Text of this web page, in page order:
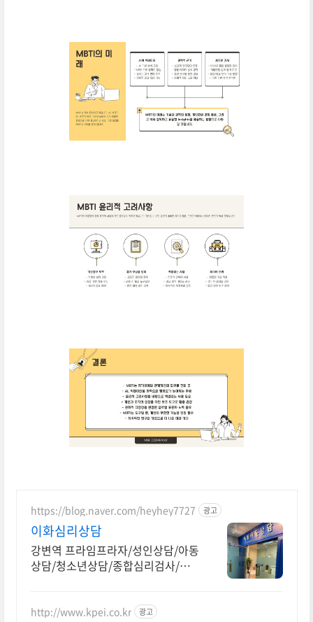
https://blog.naver.com/heyhey7727 광고
이화심리상담
강변역 프라임프라자/성인상담/아동
상담/청소년상담/종합심리검사/종
http://www.kpei.co.kr 광고